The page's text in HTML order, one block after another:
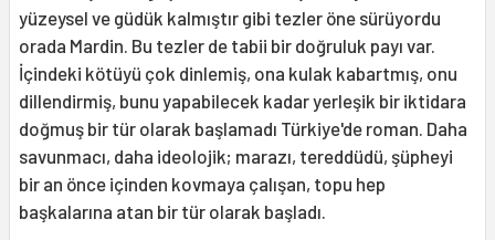
yüzeysel ve güdük kalmıştır gibi tezler öne sürüyordu
orada Mardin. Bu tezler de tabii bir doğruluk payı var.
İçindeki kötüyü çok dinlemiş, ona kulak kabartmış, onu
dillendirmiş, bunu yapabilecek kadar yerleşik bir iktidara
doğmuş bir tür olarak başlamadı Türkiye'de roman. Daha
savunmacı, daha ideolojik; marazı, tereddüdü, şüpheyi
bir an önce içinden kovmaya çalışan, topu hep
başkalarına atan bir tür olarak başladı.